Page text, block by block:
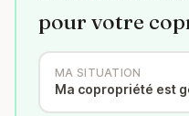
pour votre
MA SITUATION
Ma copropriété est